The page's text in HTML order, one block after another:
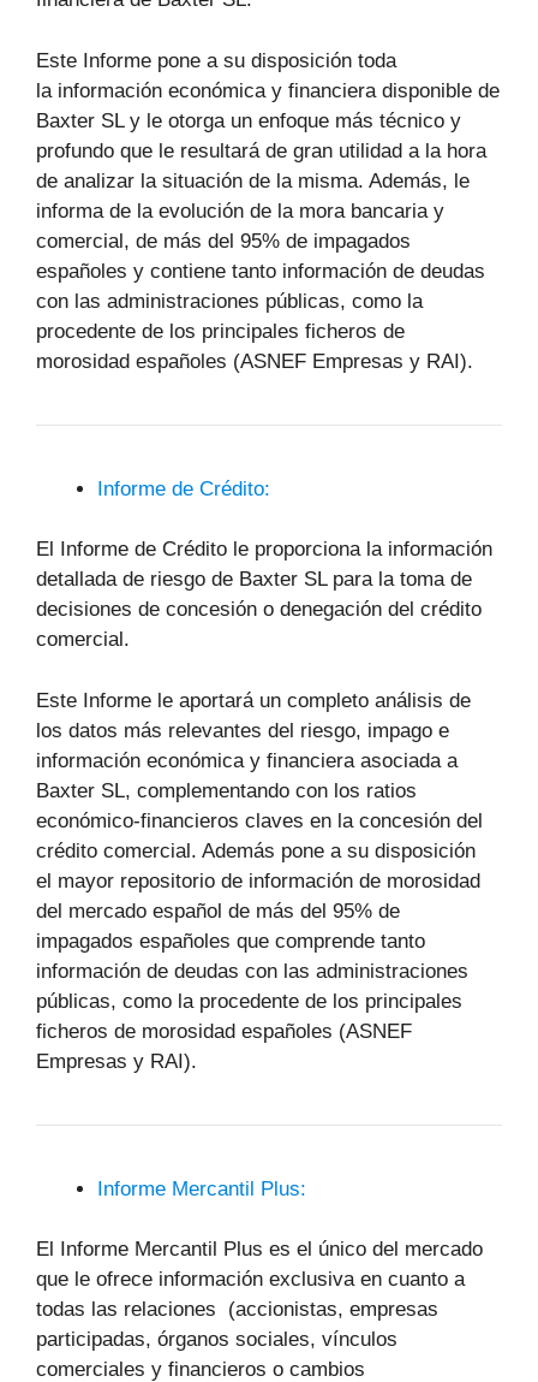
Este Informe pone a su disposición toda
la información económica y financiera disponible de
Baxter SL y le otorga un enfoque más técnico y
profundo que le resultará de gran utilidad a la hora
de analizar la situación de la misma. Además, le
informa de la evolución de la mora bancaria y
comercial, de más del 95% de impagados
españoles y contiene tanto información de deudas
con las administraciones públicas, como la
procedente de los principales ficheros de
morosidad españoles (ASNEF Empresas y RAI).
Informe de Crédito:
El Informe de Crédito le proporciona la información
detallada de riesgo de Baxter SL para la toma de
decisiones de concesión o denegación del crédito
comercial.
Este Informe le aportará un completo análisis de
los datos más relevantes del riesgo, impago e
información económica y financiera asociada a
Baxter SL, complementando con los ratios
económico-financieros claves en la concesión del
crédito comercial. Además pone a su disposición
el mayor repositorio de información de morosidad
del mercado español de más del 95% de
impagados españoles que comprende tanto
información de deudas con las administraciones
públicas, como la procedente de los principales
ficheros de morosidad españoles (ASNEF
Empresas y RAI).
Informe Mercantil Plus:
El Informe Mercantil Plus es el único del mercado
que le ofrece información exclusiva en cuanto a
todas las relaciones (accionistas, empresas
participadas, órganos sociales, vínculos
comerciales y financieros o cambios